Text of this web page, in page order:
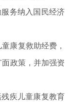
务纳入国民经济
康复救助经费，
政策，并加强资
疾儿童康复教育